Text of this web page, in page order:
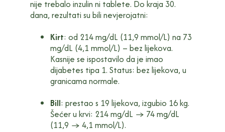
nije trebalo inzulin ni tablete. Do kraja 30.
dana, rezultati su bili nevjerojatni:
Kirt: od 214 mg/dL (11,9 mmol/L) na 73
mg/dL (4,1 mmol/L) – bez lijekova.
Kasnije se ispostavilo da je imao
dijabetes tipa 1. Status: bez lijekova, u
granicama normale.
Bill: prestao s 19 lijekova, izgubio 16 kg.
Šećer u krvi: 214 mg/dL → 74 mg/dL
(11,9 → 4,1 mmol/L).